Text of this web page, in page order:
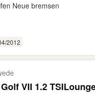
Neue bremsen
2012
VII 1.2